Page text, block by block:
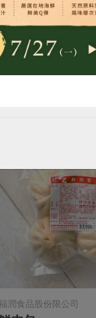
潤食品股份限公司